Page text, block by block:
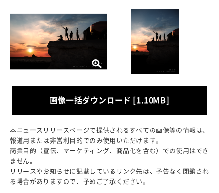
画像一括ダウンロード [1.10MB]
本ニュースリリースページで提供されるすべての画像等の情報は、
報道用または非営利目的でのみ使用いただけます。
商業目的（宣伝、マーケティング、商品化を含む）での使用はでき
ません。
リリースやお知らせに記載しているリンク先は、予告なく閉鎖され
る場合がありますので、予めご了承ください。